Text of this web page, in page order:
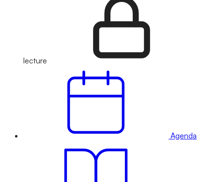
lecture
Agenda